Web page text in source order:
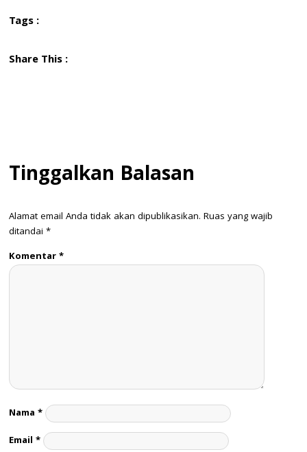
Tags :
Share This :
Tinggalkan Balasan
Alamat email Anda tidak akan dipublikasikan. Ruas yang wajib
ditandai *
Komentar*
Nama *
Email *